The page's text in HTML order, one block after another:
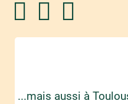
...mais aussi à